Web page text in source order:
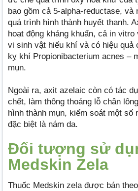
bao gồm cả 5-alpha-reductase, và
quá trình hình thành huyết thanh.
hoạt động kháng khuẩn, cả in
vi sinh vật hiếu khí và có hiệu quả
kỵ khí Propionibacterium acnes –
mụn.
Ngoài ra, axit azelaic còn có tác
chết, làm thông thoáng lỗ chân
hình thành mụn, kiểm soát một số
đặc biệt là nám da.
Đối tượng sử
Medskin Zela
Thuốc Medskin zela được bán